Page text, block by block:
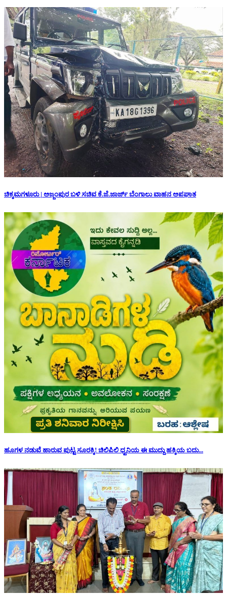
ಚಿಕ್ಕಮಗಳೂರು | ಅಜ್ಜಂಪುರ ಬಳಿ ಸಚಿವ ಕೆ.ಜೆ.ಜಾರ್ಜ್ ಬೆಂಗಾಲು ವಾಹನ ಅಪಘಾತ
ಹೂಗಳ ನಡುವೆ ಹಾರುವ ಪುಟ್ಟ ಸೂರಕ್ಕಿ! ಚಿಲಿಪಿಲಿ ಧ್ವನಿಯ ಈ ಮುದ್ದು ಹಕ್ಕಿಯ ಬದು...